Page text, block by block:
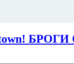
БРОГИ